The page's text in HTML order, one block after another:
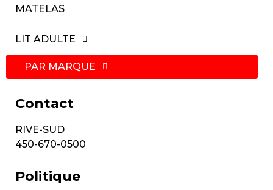
MATELAS
LIT ADULTE
PAR MARQUE
Contact
RIVE-SUD
450-670-0500
Politique